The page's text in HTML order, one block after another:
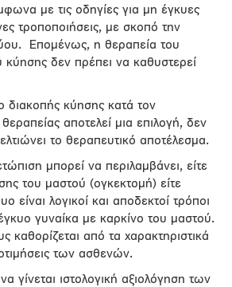
με τις οδηγίες για μη έγκυες
τροποποιήσεις, με σκοπό την
Επομένως, η θεραπεία του
κύησης δεν πρέπει να καθυστερεί
διακοπής κύησης κατά τον
αποτελεί μια επιλογή, δεν
το θεραπευτικό αποτέλεσμα.
μπορεί να περιλαμβάνει, είτε
του μαστού (ογκεκτομή) είτε
είναι λογικοί και αποδεκτοί τρόποι
γυναίκα με καρκίνο του μαστού.
καθορίζεται από τα χαρακτηριστικά
των ασθενών.
γίνεται ιστολογική αξιολόγηση των